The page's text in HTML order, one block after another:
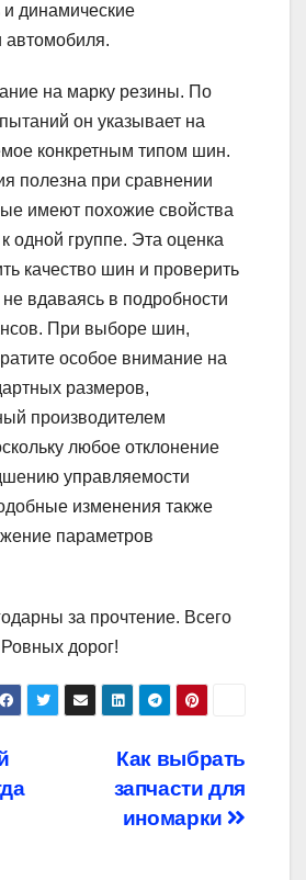
динамические
автомобиля.
на марку резины. По
он указывает на
конкретным типом шин.
полезна при сравнении
имеют похожие свойства
одной группе. Эта оценка
качество шин и проверить
не вдаваясь в подробности
При выборе шин,
особое внимание на
размеров,
производителем
любое отклонение
управляемости
изменения также
параметров
за прочтение. Всего
дорог!
Как выбрать
запчасти для
иномарки